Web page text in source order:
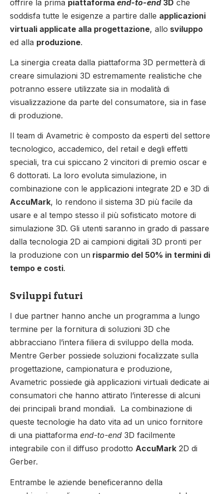
offrire la prima piattaforma end-to-end3D che
soddisfa tutte le esigenze a partire dalle applicazioni
virtuali applicate alla progettazione, allo sviluppo
ed alla produzione.
La sinergia creata dalla piattaforma 3D permetterà di
creare simulazioni 3D estremamente realistiche che
potranno essere utilizzate sia in modalità di
visualizzazione da parte del consumatore, sia in fase
di produzione.
Il team di Avametric è composto da esperti del settore
tecnologico, accademico, del retail e degli effetti
speciali, tra cui spiccano 2 vincitori di premio oscar e
6 dottorati. La loro evoluta simulazione, in
combinazione con le applicazioni integrate 2D e 3D di
AccuMark, lo rendono il sistema 3D più facile da
usare e al tempo stesso il più sofisticato motore di
simulazione 3D. Gli utenti saranno in grado di passare
dalla tecnologia 2D ai campioni digitali 3D pronti per
la produzione con un risparmio del 50% in termini di
tempo e costi.
Sviluppi futuri
I due partner hanno anche un programma a lungo
termine per la fornitura di soluzioni 3D che
abbracciano l’intera filiera di sviluppo della moda.
Mentre Gerber possiede soluzioni focalizzate sulla
progettazione, campionatura e produzione,
Avametric possiede già applicazioni virtuali dedicate ai
consumatori che hanno attirato l’interesse di alcuni
dei principali brand mondiali. La combinazione di
queste tecnologie ha dato vita ad un unico fornitore
di una piattaforma end-to-end 3D facilmente
integrabile con il diffuso prodotto AccuMark 2D di
Gerber.
Entrambe le aziende beneficeranno della